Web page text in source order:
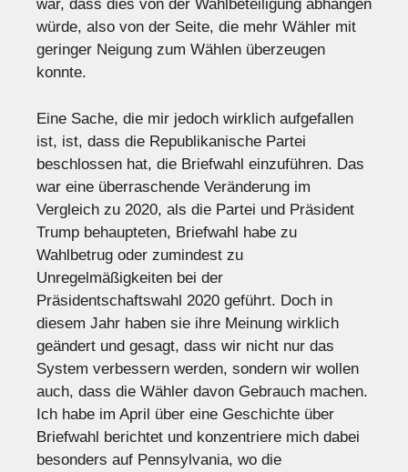
war, dass dies von der Wahlbeteiligung abhängen
würde, also von der Seite, die mehr Wähler mit
geringer Neigung zum Wählen überzeugen
konnte.
Eine Sache, die mir jedoch wirklich aufgefallen
ist, ist, dass die Republikanische Partei
beschlossen hat, die Briefwahl einzuführen. Das
war eine überraschende Veränderung im
Vergleich zu 2020, als die Partei und Präsident
Trump behaupteten, Briefwahl habe zu
Wahlbetrug oder zumindest zu
Unregelmäßigkeiten bei der
Präsidentschaftswahl 2020 geführt. Doch in
diesem Jahr haben sie ihre Meinung wirklich
geändert und gesagt, dass wir nicht nur das
System verbessern werden, sondern wir wollen
auch, dass die Wähler davon Gebrauch machen.
Ich habe im April über eine Geschichte über
Briefwahl berichtet und konzentriere mich dabei
besonders auf Pennsylvania, wo die